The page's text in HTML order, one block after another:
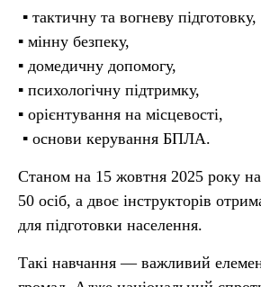
▪ тактичну та вогневу підготовку,
▪ мінну безпеку,
▪ домедичну допомогу,
▪ психологічну підтримку,
▪ орієнтування на місцевості,
▪ основи керування БПЛА.
Станом на 15 жовтня 2025 року
50 осіб, а двоє інструкторів
для підготовки населення.
Такі навчання — важливий